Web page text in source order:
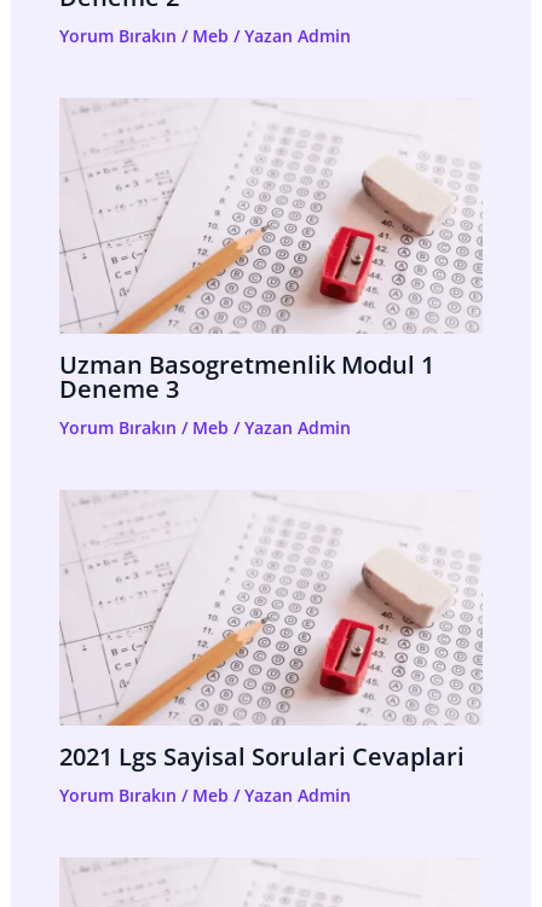
Yorum Bırakın / Meb / Yazan Admin
Uzman Basogretmenlik Modul 1
Deneme 3
Yorum Bırakın / Meb / Yazan Admin
2021 Lgs Sayisal Sorulari Cevaplari
Yorum Bırakın / Meb / Yazan Admin